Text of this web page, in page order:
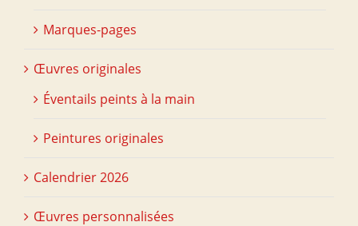
Marques-pages
Œuvres originales
Éventails peints à la main
Peintures originales
Calendrier 2026
Œuvres personnalisées